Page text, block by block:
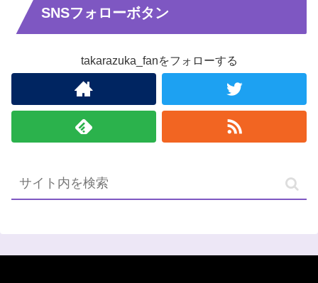
SNSフォローボタン
takarazuka_fanをフォローする